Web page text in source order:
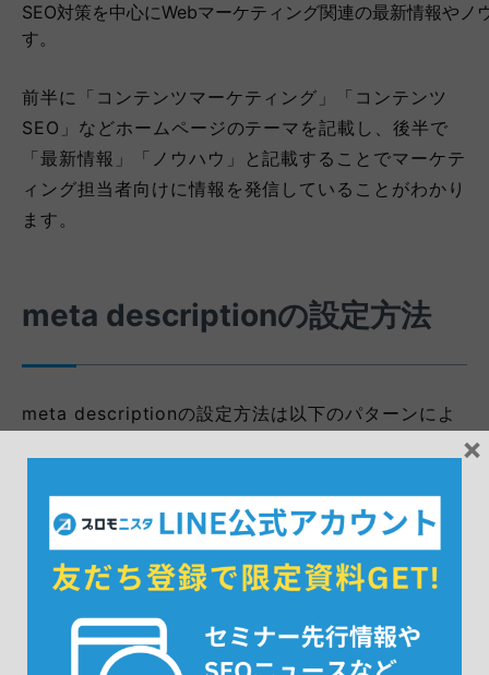
SEO対策を中心にWebマーケティング関連の最新情報やノ
す。
前半に「コンテンツマーケティング」「コンテンツ
SEO」などホームページのテーマを記載し、後半で
「最新情報」「ノウハウ」と記載することでマーケテ
ィング担当者向けに情報を発信していることがわかり
ます。
meta descriptionの設定方法
meta descriptionの設定方法は以下のパターンによ
HTMLに記述する場合
WordPressに記述する場合
パターンごとの設定方法を解説しますので、参考にし
てください。
×